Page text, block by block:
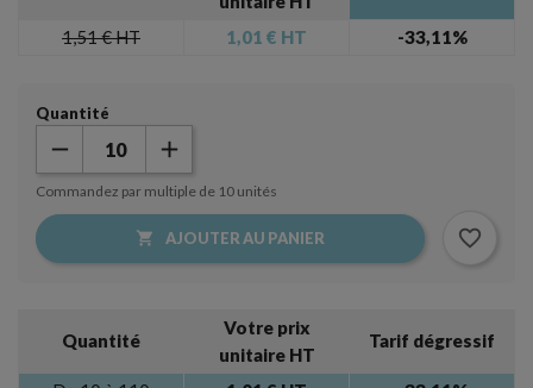
Créer une liste d'envies
Nom de la liste d'envies
Vous devez être connecté pour ajouter des produits à
1,51 €HT 1,01 € HT -33,11%
Quantité
Commandez par multiple de 10 unités
 AJOUTER AU PANIER favorite_border
Quantité
Votre prix
unitaire HT
Tarif dégressif